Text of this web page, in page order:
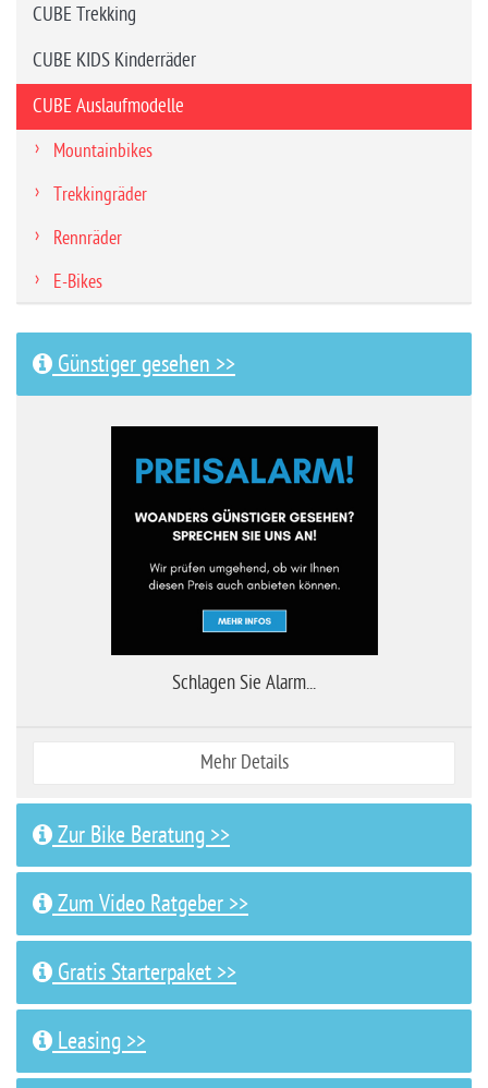
CUBE Trekking
CUBE KIDS Kinderräder
CUBE Auslaufmodelle
Mountainbikes
Trekkingräder
Rennräder
E-Bikes
Günstiger gesehen >>
Schlagen Sie Alarm...
Mehr Details
Zur Bike Beratung >>
Zum Video Ratgeber >>
Gratis Starterpaket >>
Leasing >>